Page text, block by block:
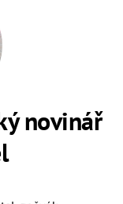
novinář